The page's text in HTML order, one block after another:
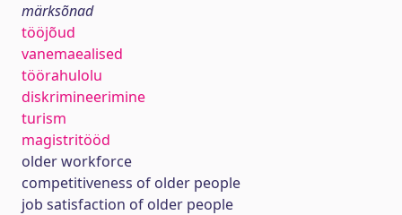
märksõnad
tööjõud
vanemaealised
töörahulolu
diskrimineerimine
turism
magistritööd
older workforce
competitiveness of older people
job satisfaction of older people